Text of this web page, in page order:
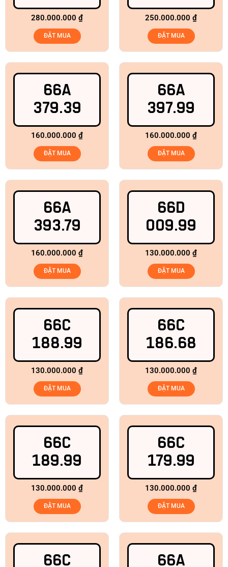
280.000.000 ₫
ĐẶT MUA
250.000.000 ₫
ĐẶT MUA
66A
379.39
160.000.000 ₫
ĐẶT MUA
66A
397.99
160.000.000 ₫
ĐẶT MUA
66A
393.79
160.000.000 ₫
ĐẶT MUA
66D
009.99
130.000.000 ₫
ĐẶT MUA
66C
188.99
130.000.000 ₫
ĐẶT MUA
66C
186.68
130.000.000 ₫
ĐẶT MUA
66C
189.99
130.000.000 ₫
ĐẶT MUA
66C
179.99
130.000.000 ₫
ĐẶT MUA
66C 66A